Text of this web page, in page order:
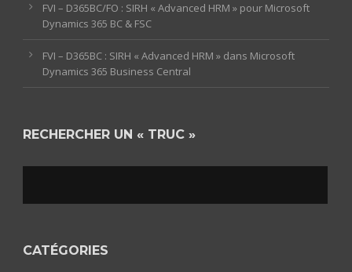
FVI – D365BC/FO : SIRH « Advanced HRM » pour Microsoft
Dynamics 365 BC & FSC
FVI – D365BC : SIRH « Advanced HRM » dans Microsoft
Dynamics 365 Business Central
RECHERCHER UN « TRUC »
CATÉGORIES